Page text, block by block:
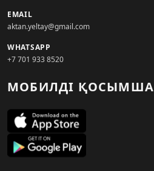
EMAIL
aktan.yeltay@gmail.com
WHATSAPP
+7 701 933 8520
МОБИЛДІ ҚОСЫМША